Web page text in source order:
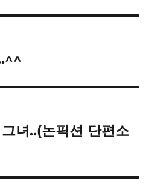
녀..(논픽션 단편소